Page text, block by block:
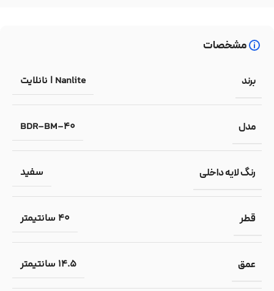
مشخصات
برند Nanlite | نانلایت
مدل BDR-BM-40
رنگ لایه داخلی سفید
قطر 40 سانتیمتر
عمق 14.5 سانتیمتر